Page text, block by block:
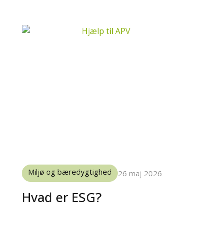
Miljø og bæredygtighed 26 maj 2026
Hvad er ESG?